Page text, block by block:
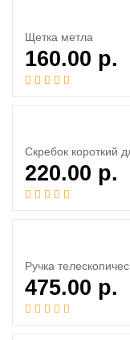
Щетка метла
160.00 р.
Скребок короткий
220.00 р.
Ручка
475.00 р.